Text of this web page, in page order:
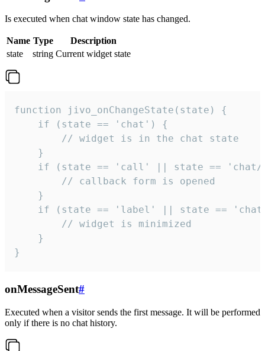
Is executed when chat window state has changed.
Name Type
Description
state
string Current widget state
function jivo_onChangeState(state) {
    if (state == 'chat') {
        // widget is in the chat state
    }
if (state == 'call' || state ==
        // callback form is opened
    }
if (state == 'label' || state ==
        // widget is minimized
    }
}
onMessageSent#
Executed when a visitor sends the first message. It will be performed
only if there is no chat history.